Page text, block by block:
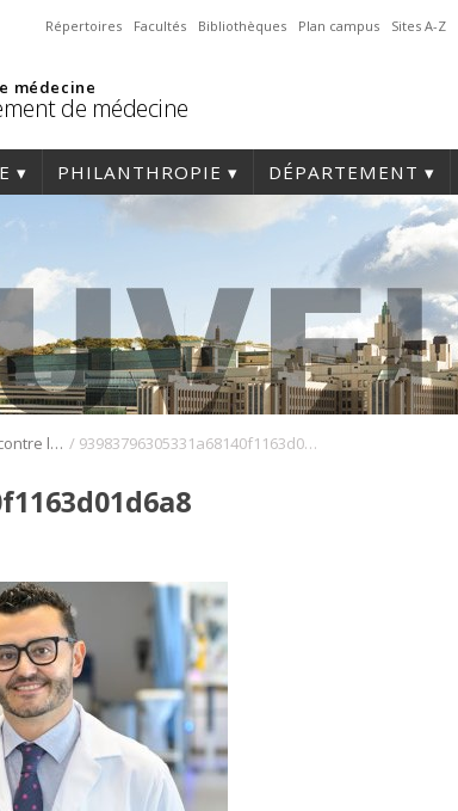
Répertoires Facultés Bibliothèques Plan campus Sites A-Z
médecine
de médecine
PHILANTHROPIE DÉPARTEMENT
Le microbiote fécal contre le cancer / 93983796305331a68140f1163d01d6a8